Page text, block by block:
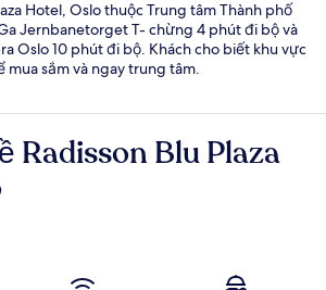
Hotel, Oslo thuộc Trung tâm Thành phố
Jernbanetorget T- chừng 4 phút đi bộ và
Oslo 10 phút đi bộ. Khách cho biết khu vực
mua sắm và ngay trung tâm.
Radisson Blu Plaza